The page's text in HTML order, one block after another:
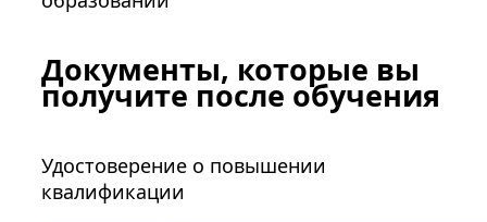
Документы, которые вы
получите после обучения
Удостоверение о повышении
квалификации